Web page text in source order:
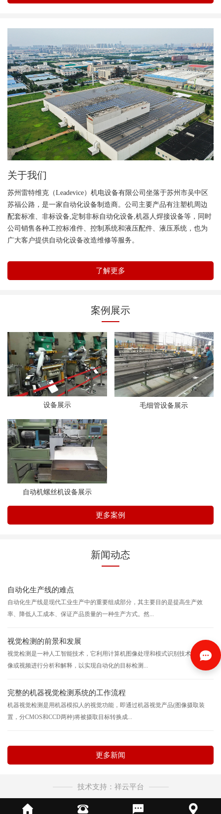
关于我们
苏州雷特维克（Leadevice）机电设备有限公司坐落于苏州市吴中区
苏福公路，是一家自动化设备制造商。公司主要产品有注塑机周边
配套标准、非标设备,定制非标自动化设备,机器人焊接设备等，同时
公司销售各种工控标准件、控制系统和液压配件、液压系统，也为
广大客户提供自动化设备改造维修等服务。
了解更多
案例展示
设备展示 毛细管设备展示
自动机螺丝机设备展示
更多案例
新闻动态
自动化生产线的难点
自动化生产线是现代工业生产中的重要组成部分，其主要目的是提高生产效
率、降低人工成本、保证产品质量的一种生产方式。然...
视觉检测的前景和发展
视觉检测是一种人工智能技术，它利用计算机图像处理和模式识别技术，对图
像或视频进行分析和解释，以实现自动化的目标检测...
完整的机器视觉检测系统的工作流程
机器视觉检测是用机器模拟人的视觉功能，即通过机器视觉产品(图像摄取装
置，分CMOS和CCD两种)将被摄取目标转换成...
更多新闻
技术支持：祥云平台